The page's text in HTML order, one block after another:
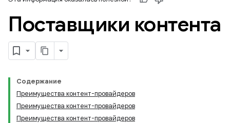
Поставщики контента
Содержание
Преимущества контент-провайдеров
Преимущества контент-провайдеров
Преимущества контент-провайдеров